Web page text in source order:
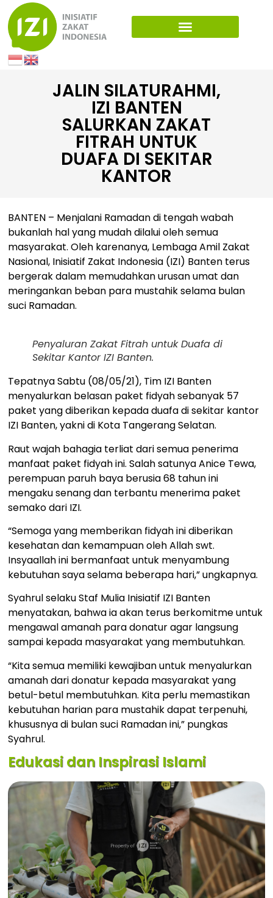
JALIN SILATURAHMI,
IZI BANTEN
SALURKAN ZAKAT
FITRAH UNTUK
DUAFA DI SEKITAR
KANTOR
BANTEN – Menjalani Ramadan di tengah wabah
bukanlah hal yang mudah dilalui oleh semua
masyarakat. Oleh karenanya, Lembaga Amil Zakat
Nasional, Inisiatif Zakat Indonesia (IZI) Banten terus
bergerak dalam memudahkan urusan umat dan
meringankan beban para mustahik selama bulan
suci Ramadan.
Penyaluran Zakat Fitrah untuk Duafa di
Sekitar Kantor IZI Banten.
Tepatnya Sabtu (08/05/21), Tim IZI Banten
menyalurkan belasan paket fidyah sebanyak 57
paket yang diberikan kepada duafa di sekitar kantor
IZI Banten, yakni di Kota Tangerang Selatan.
Raut wajah bahagia terliat dari semua penerima
manfaat paket fidyah ini. Salah satunya Anice Tewa,
perempuan paruh baya berusia 68 tahun ini
mengaku senang dan terbantu menerima paket
semako dari IZI.
“Semoga yang memberikan fidyah ini diberikan
kesehatan dan kemampuan oleh Allah swt.
Insyaallah ini bermanfaat untuk menyambung
kebutuhan saya selama beberapa hari,” ungkapnya.
Syahrul selaku Staf Mulia Inisiatif IZI Banten
menyatakan, bahwa ia akan terus berkomitme untuk
mengawal amanah para donatur agar langsung
sampai kepada masyarakat yang membutuhkan.
“Kita semua memiliki kewajiban untuk menyalurkan
amanah dari donatur kepada masyarakat yang
betul-betul membutuhkan. Kita perlu memastikan
kebutuhan harian para mustahik dapat terpenuhi,
khususnya di bulan suci Ramadan ini,” pungkas
Syahrul.
Edukasi dan Inspirasi Islami